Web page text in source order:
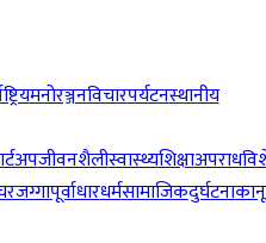
मनोरञ्जनविचारपर्यटनस्थानीय
जीवनशैलीस्वास्थ्यशिक्षाअपराध
पूर्वाधारधर्मसामाजिकदुर्घटना